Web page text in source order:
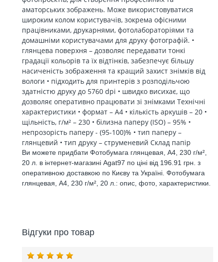
аматорських зображень. Може використовуватися
широким колом користувачів, зокрема офісними
працівниками, друкарнями, фотолабораторіями та
домашніми користувачами для друку фотографій. •
глянцева поверхня – дозволяє передавати тонкі
градації кольорів та їх відтінків, забезпечує більшу
насиченість зображення та кращий захист знімків від
вологи • підходить для принтерів з розподільчою
здатністю друку до 5760 dpi • швидко висихає, що
дозволяє оперативно працювати зі знімками Технічні
характеристики • формат – А4 • кількість аркушів – 20 •
щільність, г/м² – 230 • білизна паперу (ISO) – 95% •
непрозорість паперу - (95-100)% • тип паперу –
глянцевий • тип друку – струменевий Склад папір
Ви можете придбати Фотобумага глянцевая, А4, 230 г/м²,
20 л. в інтернет-магазині Agat97 по ціні від 196.91 грн. з
оперативною доставкою по Києву та Україні. Фотобумага
глянцевая, А4, 230 г/м², 20 л.: опис, фото, характеристики.
Відгуки про товар